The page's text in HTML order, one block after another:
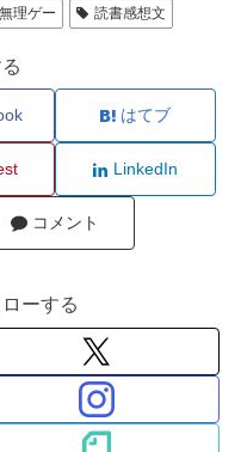
無理ゲー 読書感想文
はてブ
LinkedIn
コメント
ーする